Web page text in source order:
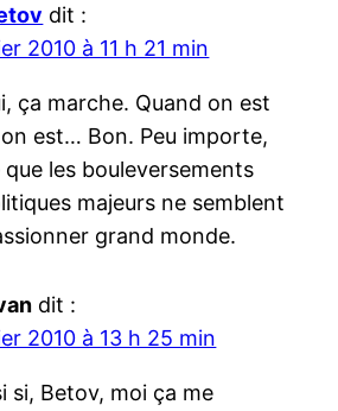
dit :
2010 à 11 h 21 min
ça marche. Quand on est
est… Bon. Peu importe,
que les bouleversements
majeurs ne semblent
grand monde.
dit :
2010 à 13 h 25 min
si, Betov, moi ça me